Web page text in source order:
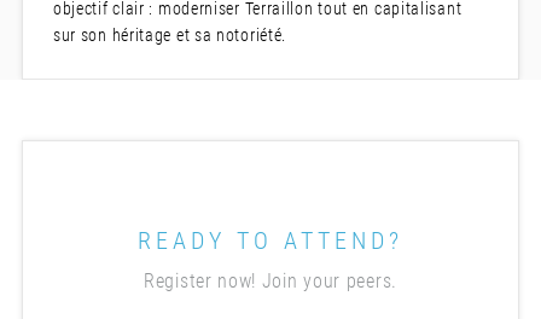
objectif clair : moderniser Terraillon tout en capitalisant
sur son héritage et sa notoriété.
READY TO ATTEND?
Register now! Join your peers.